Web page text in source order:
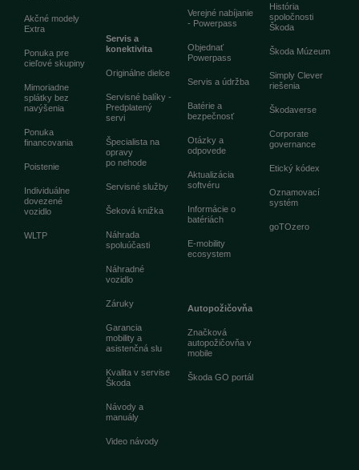
Akčné modely
Extra
Ponuka pre
cieľové skupiny
Mimoriadne
splátky bez
navýšenia
Ponuka
financovania
Poistenie
Individuálne
dovezené
vozidlo
WLTP
Servis a
konektivita
Originálne dielce
Servisné balíky -
Predplatený
servi
Špecialista na
opravy
po nehode
Servisné služby
Šeková knižka
Náhrada
spoluúčasti
Náhradné
vozidlo
Záruky
Garancia
mobility a
asistenčná slu
Kvalita v servise
Škoda
Návody a
manuály
Video návody
Verejné nabíjanie
- Powerpass
Objednať
Powerpass
Servis a údržba
Batérie a
bezpečnosť
Otázky a
odpovede
Aktualizácia
softvéru
Informácie o
batériách
E-mobility
ecosystem
Autopožičovňa
Značková
autopožičovňa v
mobile
Škoda GO portál
História
spoločnosti
Škoda
Škoda Múzeum
Simply Clever
riešenia
Škodaverse
Corporate
governance
Etický kódex
Oznamovací
systém
goTOzero